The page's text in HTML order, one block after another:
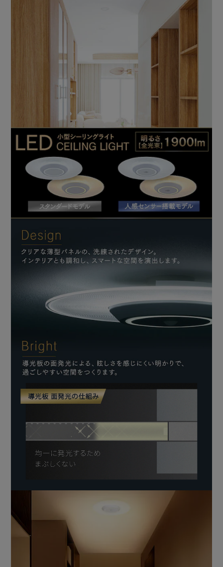
【電球色】あたたかみのある光。リラックスしたい空間に。
【昼光色】爽やかですっきりとした光。コントラストがはっ
◆人感センサー検知範囲アップ ［人感センサー搭載モデ
人感センサーの改良により検知距離が約25％拡大！※
アイリスオーヤマ従来品に比べ、より使いやすくなりまし
※アイリスオーヤマ従来品SCL6NMS-MCHLと比較